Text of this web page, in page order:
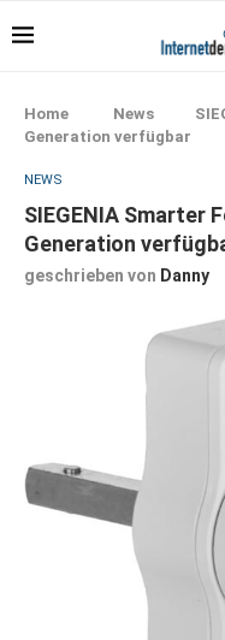
Home News
Generation verfügbar
NEWS
SIEGENIA Smarter
Generation
geschrieben von Danny